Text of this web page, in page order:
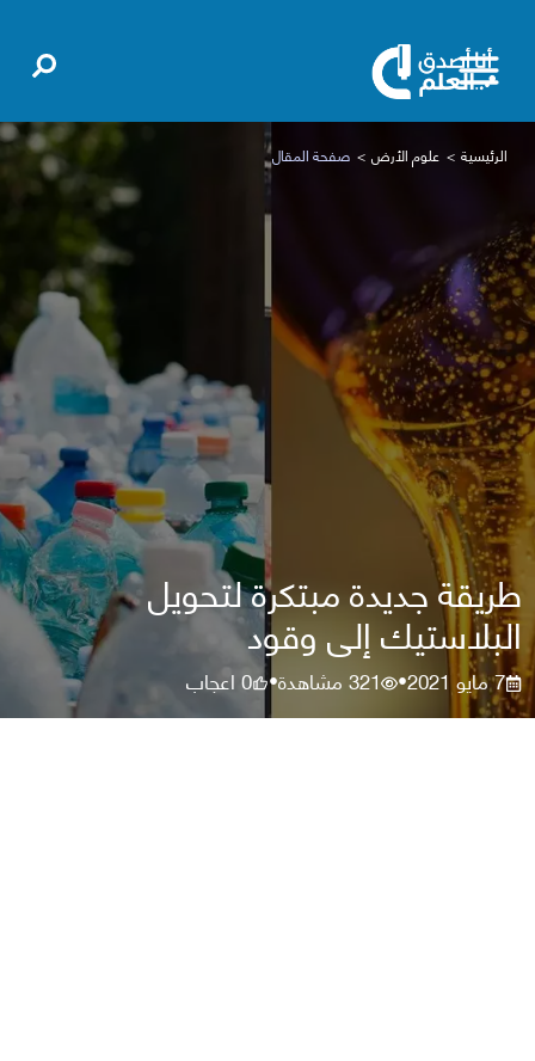
الرئيسية علوم الأرض صفحة المقال
طريقة جديدة مبتكرة لتحويل
البلاستيك إلى وقود
7 مايو 2021 •
321مشاهدة•
0اعجاب